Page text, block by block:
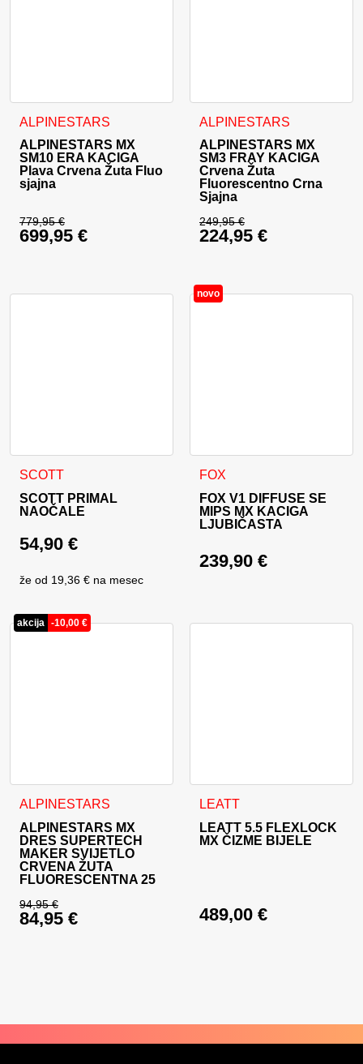
ALPINESTARS
ALPINESTARS MX
SM10 ERA KACIGA
Plava Crvena Žuta Fluo
sjajna
779,95€
Izvorna cijena bila je: 779,95 €.
699,95 €
Ovaj proizvod ima više varijanti. Opcije se mogu odabrati
ALPINESTARS
ALPINESTARS MX
SM3 FRAY KACIGA
Crvena Žuta
Fluorescentno Crna
Sjajna
249,95€
Izvorna cijena bila
224,95 €
Ovaj proizvod ima više
SCOTT
SCOTT PRIMAL
NAOČALE
54,90 €
že od 19,36 € na mesec
novo
FOX
FOX V1 DIFFUSE SE
MIPS MX KACIGA
LJUBIČASTA
239,90 €
Ovaj proizvod ima više
akcija -10,00 €
ALPINESTARS
ALPINESTARS MX
DRES SUPERTECH
MAKER SVIJETLO
CRVENA ŽUTA
FLUORESCENTNA 25
94,95€
Izvorna cijena bila je: 94,95 €.
84,95 €
Ovaj proizvod ima više varijanti. Opcije se mogu odabrati
LEATT
LEATT 5.5 FLEXLOCK
MX ČIZME BIJELE
489,00 €
Ovaj proizvod ima više